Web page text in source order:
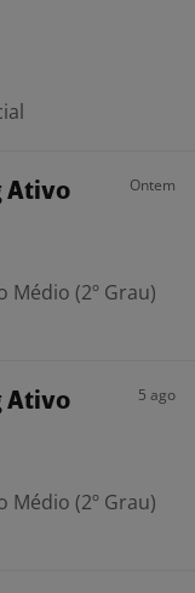
Ativo Ontem
Médio (2º Grau)
Ativo 5 ago
Médio (2º Grau)